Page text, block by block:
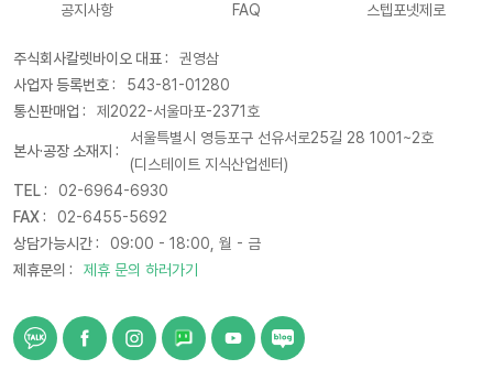
공지사항 FAQ 스텝포넷제로
주식회사칼렛바이오 대표 :
권영삼
사업자 등록번호 :
543-81-01280
통신판매업 :
제2022-서울마포-2371호
본사·공장 소재지 :
서울특별시 영등포구 선유서로25길 28 1001~2호
(디스테이트 지식산업센터)
TEL :
02-6964-6930
FAX :
02-6455-5692
상담가능시간 :
09:00 - 18:00, 월 - 금
제휴문의 :
제휴 문의 하러가기